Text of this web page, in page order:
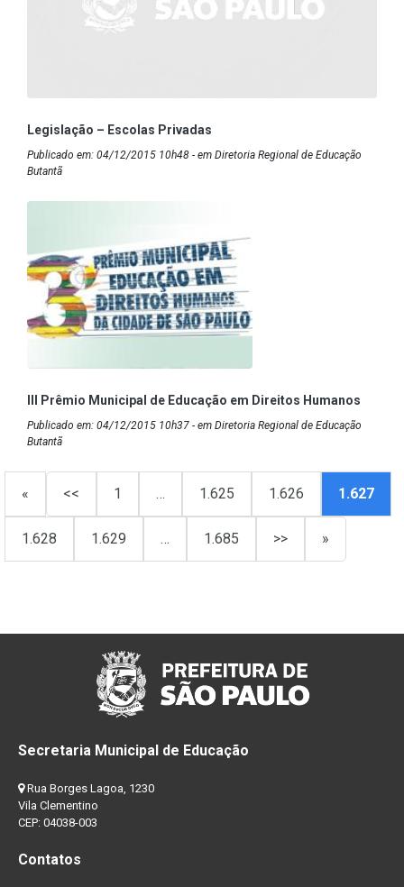
Legislação – Escolas Privadas
Publicado em: 04/12/2015 10h48 - em Diretoria Regional de Educação
Butantã
III Prêmio Municipal de Educação em Direitos Humanos
Publicado em: 04/12/2015 10h37 - em Diretoria Regional de Educação
Butantã
« << 1 … 1.625 1.626 1.627
1.628 1.629 … 1.685 >> »
Secretaria Municipal de Educação
Rua Borges Lagoa, 1230
Vila Clementino
CEP: 04038-003
Contatos